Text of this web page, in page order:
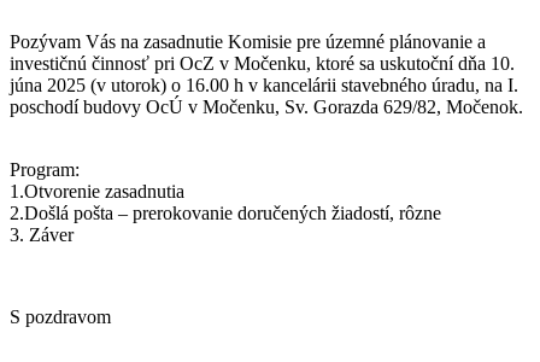
Pozývam Vás na zasadnutie Komisie pre územné plánovanie a
investičnú činnosť pri OcZ v Močenku, ktoré sa uskutoční dňa 10.
júna 2025 (v utorok) o 16.00 h v kancelárii stavebného úradu, na I.
poschodí budovy OcÚ v Močenku, Sv. Gorazda 629/82, Močenok.
Program:
1.Otvorenie zasadnutia
2.Došlá pošta – prerokovanie doručených žiadostí, rôzne
3. Záver
S pozdravom